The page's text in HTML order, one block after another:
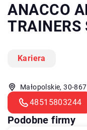
ANACCO
Kariera
Małopolskie, 30-
48515803244
Podobne firmy